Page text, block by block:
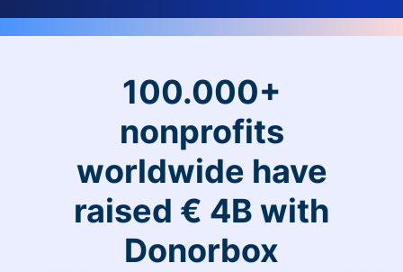
100.000+
nonprofits
worldwide have
raised € 4B with
Donorbox